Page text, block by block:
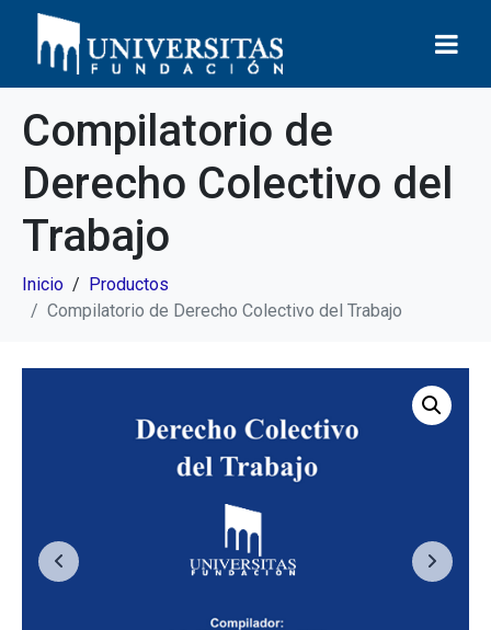
Compilatorio de
Derecho Colectivo del
Trabajo
Inicio
Productos
Compilatorio de Derecho Colectivo del Trabajo